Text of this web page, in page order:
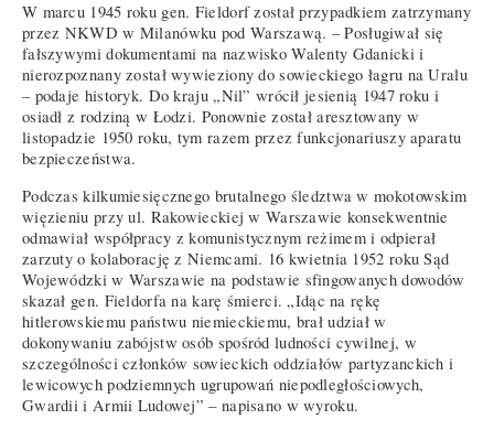
W marcu 1945 roku gen. Fieldorf został przypadkiem zatrzymany
przez NKWD w Milanówku pod Warszawą. – Posługiwał się
fałszywymi dokumentami na nazwisko Walenty Gdanicki i
nierozpoznany został wywieziony do sowieckiego łagru na Uralu
– podaje historyk. Do kraju „Nil” wrócił jesienią 1947 roku i
osiadł z rodziną w Łodzi. Ponownie został aresztowany w
listopadzie 1950 roku, tym razem przez funkcjonariuszy aparatu
bezpieczeństwa.
Podczas kilkumiesięcznego brutalnego śledztwa w mokotowskim
więzieniu przy ul. Rakowieckiej w Warszawie konsekwentnie
odmawiał współpracy z komunistycznym reżimem i odpierał
zarzuty o kolaborację z Niemcami. 16 kwietnia 1952 roku Sąd
Wojewódzki w Warszawie na podstawie sfingowanych dowodów
skazał gen. Fieldorfa na karę śmierci. „Idąc na rękę
hitlerowskiemu państwu niemieckiemu, brał udział w
dokonywaniu zabójstw osób spośród ludności cywilnej, w
szczególności członków sowieckich oddziałów partyzanckich i
lewicowych podziemnych ugrupowań niepodległościowych,
Gwardii i Armii Ludowej” – napisano w wyroku.